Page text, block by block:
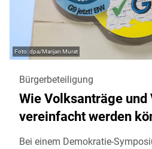
dpa/Marijan Murat
Bürgerbeteiligung
Wie Volksanträge
vereinfacht werden
Bei einem Demokratie-